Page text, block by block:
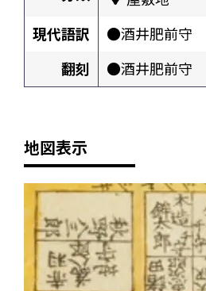
現代語訳
●酒井肥前守
翻刻
●酒井肥前守
地図表示
-